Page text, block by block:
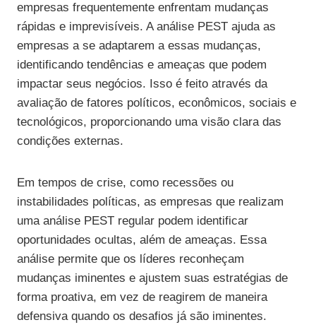
empresas frequentemente enfrentam mudanças
rápidas e imprevisíveis. A análise PEST ajuda as
empresas a se adaptarem a essas mudanças,
identificando tendências e ameaças que podem
impactar seus negócios. Isso é feito através da
avaliação de fatores políticos, econômicos, sociais e
tecnológicos, proporcionando uma visão clara das
condições externas.
Em tempos de crise, como recessões ou
instabilidades políticas, as empresas que realizam
uma análise PEST regular podem identificar
oportunidades ocultas, além de ameaças. Essa
análise permite que os líderes reconheçam
mudanças iminentes e ajustem suas estratégias de
forma proativa, em vez de reagirem de maneira
defensiva quando os desafios já são iminentes.